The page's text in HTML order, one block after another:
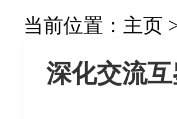
当前位置： 主页
深化交流